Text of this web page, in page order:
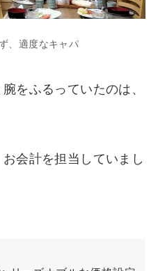
、適度なキャパ
をふるっていたのは、
会計を担当していまし